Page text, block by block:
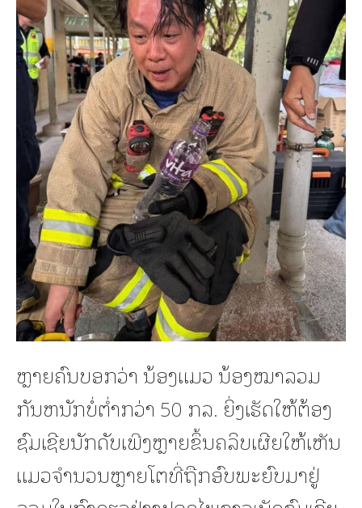
ຫຼາຍຄົນບອກວ່າ ນ້ອງແມວ ນ້ອງໝາລວມ
ກັນຫນັກບໍ່ຕ່ຳກວ່າ 50 ກລ. ຍິ່ງເຮັດໃຫ້ຕ້ອງ
ຊົມເຊີຍນັກດັບເພີງຫຼາຍຂຶ້ນຄລິບເຜີຍໃຫ້ເຫັນ
ແມວຈຳນວນຫຼາຍໂຕທີ່ຖືກອົບພະຍົບມາຢູ່